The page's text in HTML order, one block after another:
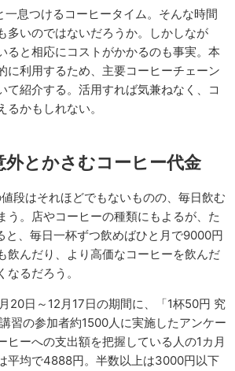
一息つけるコーヒータイム。そんな時間
多いのではないだろうか。しかしなが
ると相応にコストがかかるのも事実。本
に利用するため、主要コーヒーチェーン
て紹介する。活用すれば気兼ねなく、コ
かもしれない。
外とかさむコーヒー代金
段はそれほどでもないものの、毎日飲む
う。店やコーヒーの種類にもよるが、た
と、毎日一杯ずつ飲めばひと月で9000円
飲んだり、より高価なコーヒーを飲んだ
なるだろう。
20日～12月17日の期間に、「1杯50円 究
習の参加者約1500人に実施したアンケー
ヒーへの支出額を把握している人の1カ月
平均で4888円。半数以上は3000円以下